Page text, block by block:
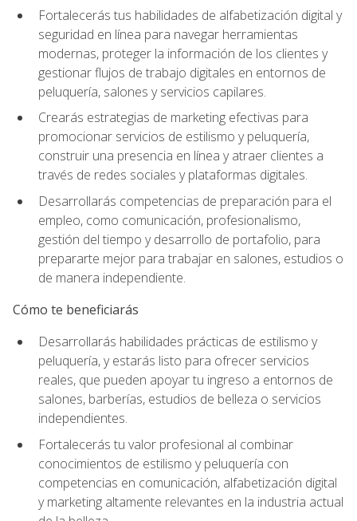
Fortalecerás tus habilidades de alfabetización digital y
seguridad en línea para navegar herramientas
modernas, proteger la información de los clientes y
gestionar flujos de trabajo digitales en entornos de
peluquería, salones y servicios capilares.
Crearás estrategias de marketing efectivas para
promocionar servicios de estilismo y peluquería,
construir una presencia en línea y atraer clientes a
través de redes sociales y plataformas digitales.
Desarrollarás competencias de preparación para el
empleo, como comunicación, profesionalismo,
gestión del tiempo y desarrollo de portafolio, para
prepararte mejor para trabajar en salones, estudios o
de manera independiente.
Cómo te beneficiarás
Desarrollarás habilidades prácticas de estilismo y
peluquería, y estarás listo para ofrecer servicios
reales, que pueden apoyar tu ingreso a entornos de
salones, barberías, estudios de belleza o servicios
independientes.
Fortalecerás tu valor profesional al combinar
conocimientos de estilismo y peluquería con
competencias en comunicación, alfabetización digital
y marketing altamente relevantes en la industria actual